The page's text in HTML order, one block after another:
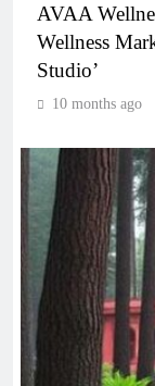
AVAA
Wellness
Studio’
10 months ago